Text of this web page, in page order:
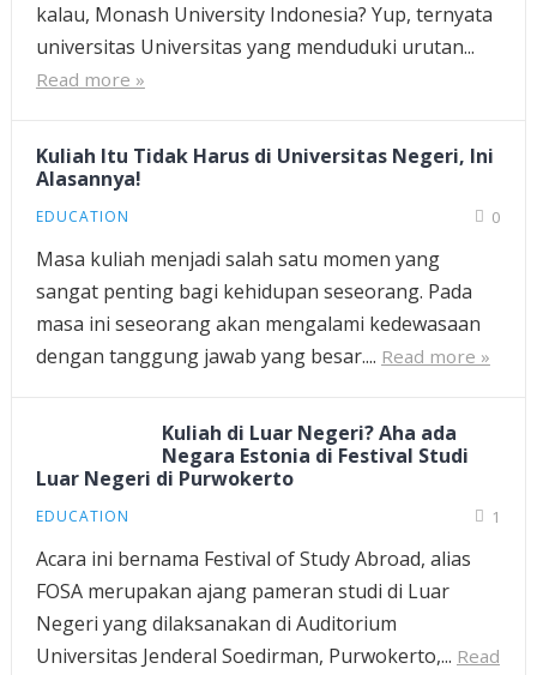
kalau, Monash University Indonesia? Yup, ternyata
universitas Universitas yang menduduki urutan...
Read more »
Kuliah Itu Tidak Harus di Universitas Negeri, Ini
Alasannya!
EDUCATION 0
Masa kuliah menjadi salah satu momen yang
sangat penting bagi kehidupan seseorang. Pada
masa ini seseorang akan mengalami kedewasaan
dengan tanggung jawab yang besar.... Read more »
Kuliah di Luar Negeri? Aha ada
Negara Estonia di Festival Studi
Luar Negeri di Purwokerto
EDUCATION 1
Acara ini bernama Festival of Study Abroad, alias
FOSA merupakan ajang pameran studi di Luar
Negeri yang dilaksanakan di Auditorium
Universitas Jenderal Soedirman, Purwokerto,... Read